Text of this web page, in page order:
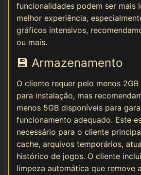
funcionalidades podem ser mais
melhor experiência,
gráficos intensivos,
ou mais.
💾 Armazenamento
O cliente requer pelo menos
para instalação, mas
menos 5GB disponíveis para
funcionamento adequado. Este
necessário para o cliente
cache, arquivos temporários,
histórico de jogos. O cliente
limpeza automática que remove